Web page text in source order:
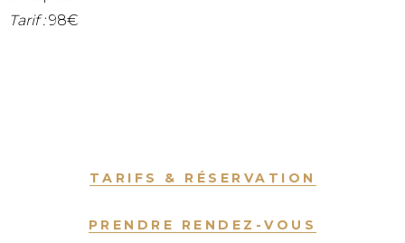
Tarif :98€
TARIFS & RÉSERVATION
PRENDRE RENDEZ-VOUS